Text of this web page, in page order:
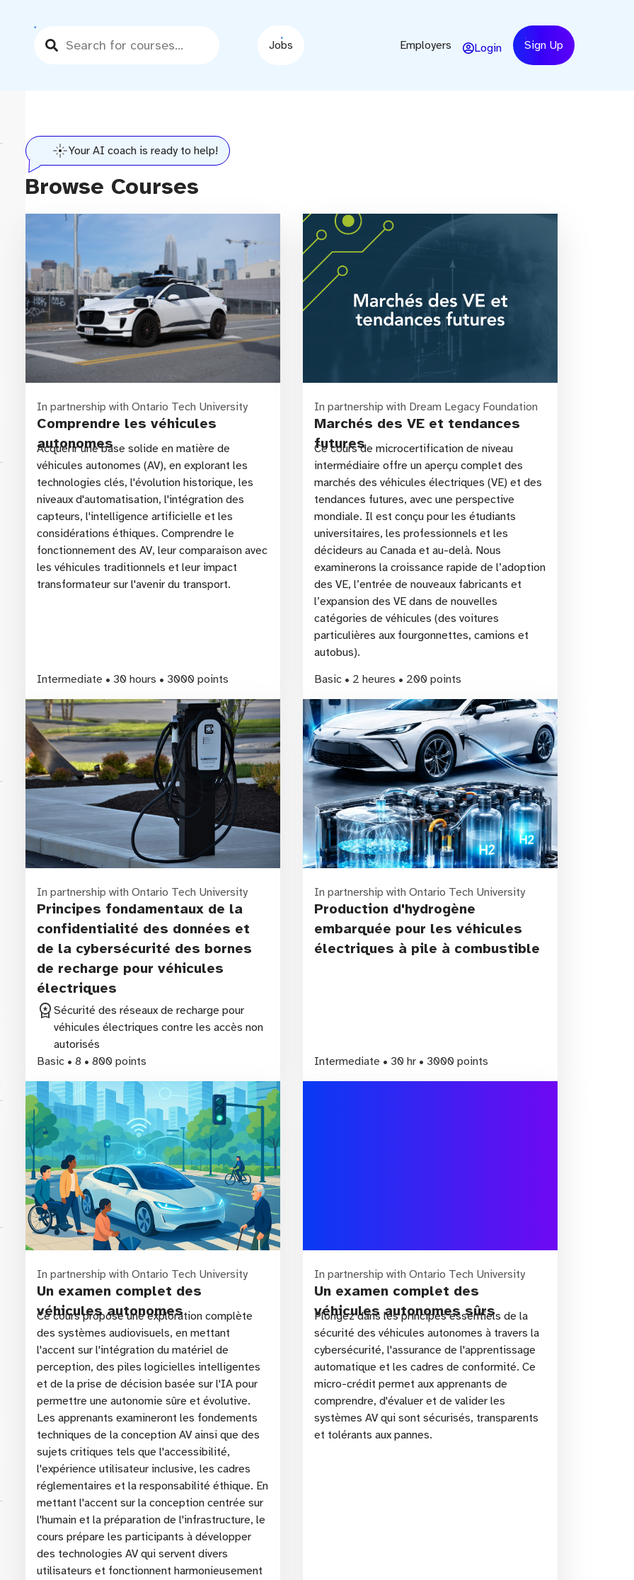
Jobs Employers Login Sign Up
Your AI coach is ready to help!
Browse Courses
In partnership with Ontario Tech University
Comprendre les véhicules
autonomes
Acquérir une base solide en matière de
véhicules autonomes (AV), en explorant les
technologies clés, l'évolution historique, les
niveaux d'automatisation, l'intégration des
capteurs, l'intelligence artificielle et les
considérations éthiques. Comprendre le
fonctionnement des AV, leur comparaison avec
les véhicules traditionnels et leur impact
transformateur sur l'avenir du transport.
Intermediate • 30 hours • 3000 points
In partnership with Dream Legacy Foundation
Marchés des VE et tendances
futures
Ce cours de microcertification de niveau
intermédiaire offre un aperçu complet des
marchés des véhicules électriques (VE) et des
tendances futures, avec une perspective
mondiale. Il est conçu pour les étudiants
universitaires, les professionnels et les
décideurs au Canada et au-delà. Nous
examinerons la croissance rapide de l’adoption
des VE, l’entrée de nouveaux fabricants et
l’expansion des VE dans de nouvelles
catégories de véhicules (des voitures
particulières aux fourgonnettes, camions et
autobus).
Basic • 2 heures • 200 points
In partnership with Ontario Tech University
Principes fondamentaux de la
confidentialité des données et
de la cybersécurité des bornes
de recharge pour véhicules
électriques
workspace_premium Sécurité des réseaux de recharge pour
véhicules électriques contre les accès non
autorisés
Basic • 8 • 800 points
In partnership with Ontario Tech University
Production d'hydrogène
embarquée pour les véhicules
électriques à pile à combustible
Intermediate • 30 hr • 3000 points
In partnership with Ontario Tech University
Un examen complet des
véhicules autonomes
Ce cours propose une exploration complète
des systèmes audiovisuels, en mettant
l'accent sur l'intégration du matériel de
perception, des piles logicielles intelligentes
et de la prise de décision basée sur l'IA pour
permettre une autonomie sûre et évolutive.
Les apprenants examineront les fondements
techniques de la conception AV ainsi que des
sujets critiques tels que l'accessibilité,
l'expérience utilisateur inclusive, les cadres
réglementaires et la responsabilité éthique. En
mettant l'accent sur la conception centrée sur
l'humain et la préparation de l'infrastructure, le
cours prépare les participants à développer
des technologies AV qui servent divers
utilisateurs et fonctionnent harmonieusement
In partnership with Ontario Tech University
Un examen complet des
véhicules autonomes sûrs
Plongez dans les principes essentiels de la
sécurité des véhicules autonomes à travers la
cybersécurité, l'assurance de l'apprentissage
automatique et les cadres de conformité. Ce
micro-crédit permet aux apprenants de
comprendre, d'évaluer et de valider les
systèmes AV qui sont sécurisés, transparents
et tolérants aux pannes.